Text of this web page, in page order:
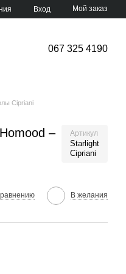
Вход Мой заказ
067 325 4190
Cipriani
–
Артикул
Starlight
Cipriani
В желания